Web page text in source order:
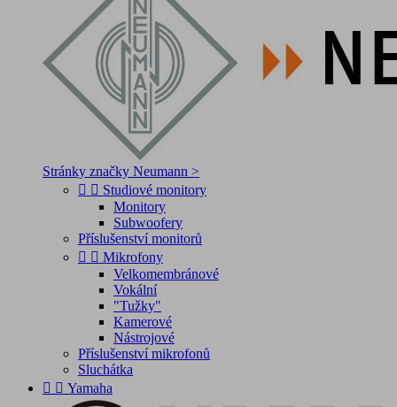
Stránky značky Neumann >
  Studiové monitory
Monitory
Subwoofery
Příslušenství monitorů
  Mikrofony
Velkomembránové
Vokální
"Tužky"
Kamerové
Nástrojové
Příslušenství mikrofonů
Sluchátka
  Yamaha